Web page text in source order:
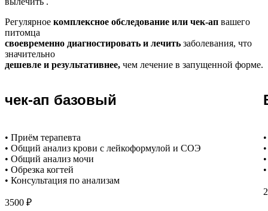
Регулярное комплексное обследование или чек-ап вашего
питомца
своевременно диагностировать и лечить заболевания, что
значительно
дешевле и результативнее, чем лечение в запущенной форме.
чек-ап базовый
• Приём терапевта
• Общий анализ крови с лейкоформулой и СОЭ
• Общий анализ мочи
• Обрезка когтей
• Консультация по анализам
3500 ₽